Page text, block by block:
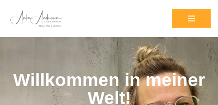
Zum
Inhalt
Willkommen in meiner
Welt!